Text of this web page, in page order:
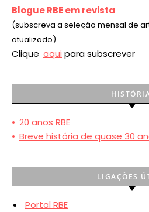
Blogue RBE em revista
(subscreva a seleção mensal de
atualizado)
Clique aqui para subscrever
• 20 anos RBE
• Breve história de quase 30
LIGAÇÕES
Portal RBE